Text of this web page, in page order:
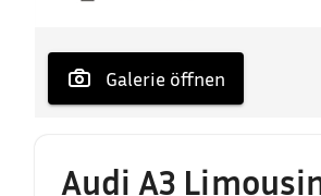
Galerie öffnen
Audi A3